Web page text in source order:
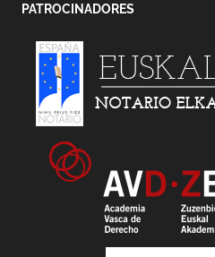
PATROCINADORES